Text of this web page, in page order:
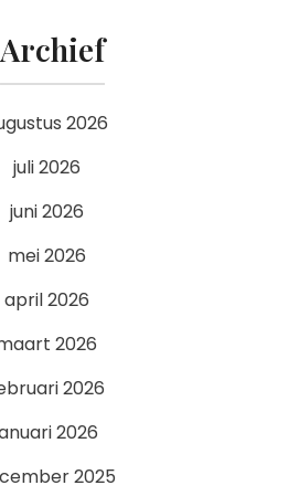
Archief
2026
juli 2026
juni 2026
mei 2026
april 2026
2026
2026
2026
2025